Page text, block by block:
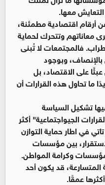
التعايش معها.
أرقام اقتصادية مطمئنة،
معاناتهم وتتحرك لحماية
فالمجتمعات لا تُبنى
بالإنصاف، وبوجود
على الاقتصاد، بل
ما تحاول هذه القرارات أن
تشكيل السياسة
الجيواجتماعية" أكثر
في اطار حماية التوازن
بين مؤسسات
وكرامة المواطن.
المتسارعة، قد يكون أحد
عمقًا.